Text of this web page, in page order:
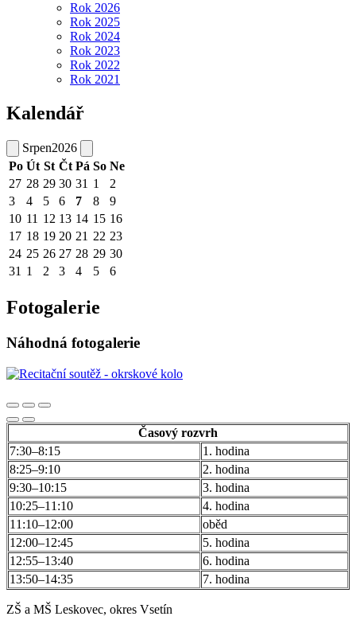
Rok 2026
Rok 2025
Rok 2024
Rok 2023
Rok 2022
Rok 2021
Kalendář
Srpen2026
Po Út St Čt Pá So Ne
27 28 29 30 31 1
2
3
4 5 6 7 8
9
10 11 12 13 14 15 16
17 18 19 20 21 22 23
24 25 26 27 28 29 30
31 1 2 3 4 5 6
Fotogalerie
Náhodná fotogalerie
Časový rozvrh
7:30–8:15
1. hodina
8:25–9:10
2. hodina
9:30–10:15
3. hodina
10:25–11:10
4. hodina
11:10–12:00
oběd
12:00–12:45
5. hodina
12:55–13:40
6. hodina
13:50–14:35
7. hodina
ZŠ a MŠ Leskovec, okres Vsetín